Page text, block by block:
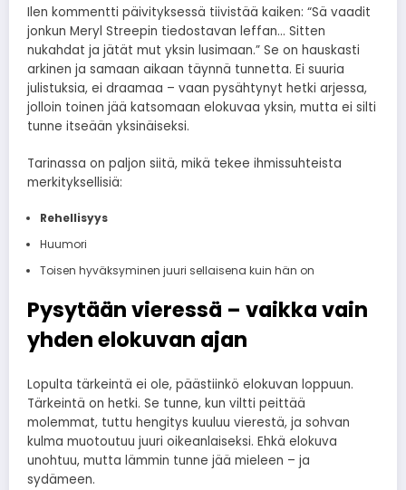
Ilen kommentti päivityksessä tiivistää kaiken: “Sä vaadit
jonkun Meryl Streepin tiedostavan leffan… Sitten
nukahdat ja jätät mut yksin lusimaan.” Se on hauskasti
arkinen ja samaan aikaan täynnä tunnetta. Ei suuria
julistuksia, ei draamaa – vaan pysähtynyt hetki arjessa,
jolloin toinen jää katsomaan elokuvaa yksin, mutta ei silti
tunne itseään yksinäiseksi.
Tarinassa on paljon siitä, mikä tekee ihmissuhteista
merkityksellisiä:
Rehellisyys
Huumori
Toisen hyväksyminen juuri sellaisena kuin hän on
Pysytään vieressä – vaikka vain
yhden elokuvan ajan
Lopulta tärkeintä ei ole, päästiinkö elokuvan loppuun.
Tärkeintä on hetki. Se tunne, kun viltti peittää
molemmat, tuttu hengitys kuuluu vierestä, ja sohvan
kulma muotoutuu juuri oikeanlaiseksi. Ehkä elokuva
unohtuu, mutta lämmin tunne jää mieleen – ja
sydämeen.